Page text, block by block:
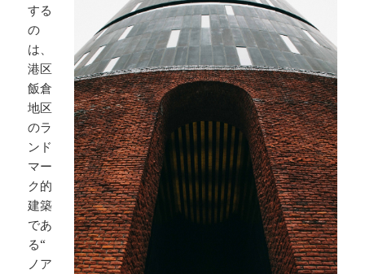
する
の
は、
港区
飯倉
地区
のラ
ンド
マー
ク的
建築
であ
る“
ノア